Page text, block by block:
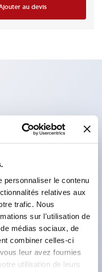
personnaliser le contenu
relatives aux
trafic. Nous
sur l'utilisation de
médias sociaux, de
combiner celles-ci
leur avez fournies
utilisation de leurs
au devis
2 contacts,
à 4 contacts
mm (*bloc de
(*bloc de contact à
encombrante
:
garde intégrée,
doigts IP20.